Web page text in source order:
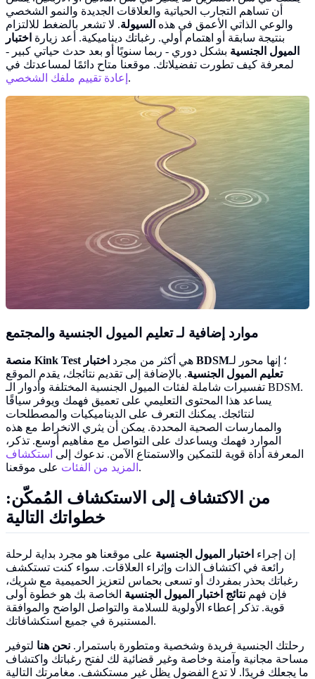
أن تساهم التجارب الحياتية والعلاقات الجديدة والنمو الشخصي
والوعي الذاتي الأعمق في هذه السيولة. لا تشعر بالضغط للالتزام
بنتيجة سابقة أو اهتمام أولي. رغباتك ديناميكية. أعد زيارة اختبار
الميول الجنسية بشكل دوري - ربما سنويًا أو بعد حدث حياتي كبير -
لمعرفة كيف تطورت تفضيلاتك. موقعنا متاح دائمًا لمساعدتك في
إعادة تقييم ملفك الشخصي .
موارد إضافية لـتعليم الميول الجنسية والمجتمع
منصة Kink Test هي أكثر من مجرد اختبار BDSM؛ إنها محور لـ
تعليم الميول الجنسية. بالإضافة إلى تقديم نتائجك، يقدم الموقع
تفسيرات شاملة لفئات الميول الجنسية المختلفة وأدوار الـ BDSM.
يساعد هذا المحتوى التعليمي على تعميق فهمك ويوفر سياقًا
لنتائجك. يمكنك التعرف على الديناميكيات والمصطلحات
والممارسات الصحية المحددة. يمكن أن يثري الانخراط مع هذه
الموارد فهمك ويساعدك على التواصل مع مفاهيم أوسع. تذكر،
المعرفة أداة قوية للتمكين والاستمتاع الآمن. ندعوك إلى استكشاف
المزيد من الفئات على موقعنا.
من الاكتشاف إلى الاستكشاف المُمكّن:
خطواتك التالية
إن إجراء اختبار الميول الجنسية على موقعنا هو مجرد بداية لرحلة
رائعة في اكتشاف الذات وإثراء العلاقات. سواء كنت تستكشف
رغباتك بحذر بمفردك أو تسعى بحماس لتعزيز الحميمية مع شريك،
فإن فهم نتائج اختبار الميول الجنسية الخاصة بك هو خطوة أولى
قوية. تذكر إعطاء الأولوية للسلامة والتواصل الواضح والموافقة
المستنيرة في جميع استكشافاتك.
رحلتك الجنسية فريدة وشخصية ومتطورة باستمرار. نحن هنا لتوفير
مساحة مجانية وآمنة وخاصة وغير قضائية لك لفتح رغباتك واكتشاف
ما يجعلك فريدًا. لا تدع الفضول يظل غير مستكشف. مغامرتك التالية